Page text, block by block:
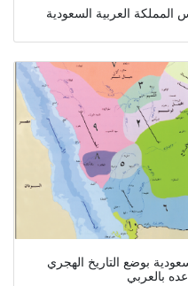
المملكة العربية السعودية
بوضع التاريخ الهجري